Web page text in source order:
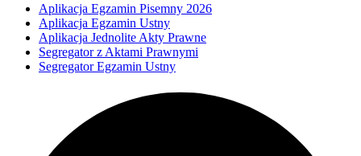
Aplikacja Egzamin Pisemny 2026
Aplikacja Egzamin Ustny
Aplikacja Jednolite Akty Prawne
Segregator z Aktami Prawnymi
Segregator Egzamin Ustny